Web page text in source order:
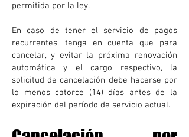
permitida por la ley.
En caso de tener el servicio de pagos
recurrentes, tenga en cuenta que para
cancelar, y evitar la próxima renovación
automática y el cargo respectivo, la
solicitud de cancelación debe hacerse por
lo menos catorce (14) días antes de la
expiración del período de servicio actual.